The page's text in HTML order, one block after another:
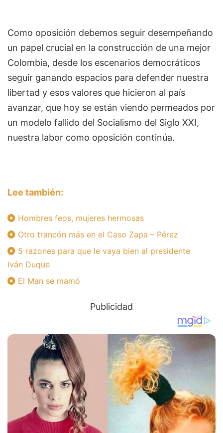
Como oposición debemos seguir desempeñando
un papel crucial en la construcción de una mejor
Colombia, desde los escenarios democráticos
seguir ganando espacios para defender nuestra
libertad y esos valores que hicieron al país
avanzar, que hoy se están viendo permeados por
un modelo fallido del Socialismo del Siglo XXI,
nuestra labor como oposición continúa.
Lee también:
Hombres feos, mujeres hermosas
Otro trancón más en el Caso Zapa – Pérez
5 razones para que le vaya bien al presidente
Iván Duque
El Man se mamó
Publicidad